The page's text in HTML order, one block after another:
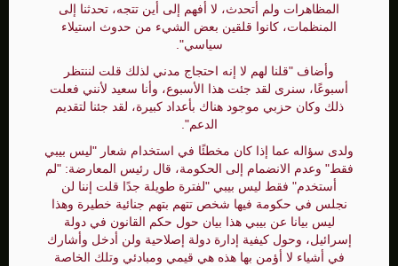
المظاهرات ولم أتحدث، لا أفهم إلى أين تتجه، تحدثنا إلى
المنظمات، كانوا قلقين بعض الشيء من حدوث استيلاء
سياسي".
وأضاف "قلنا لهم لا إنه احتجاج مدني لذلك قلت لننتظر
أسبوعًا، سنرى لقد جئت هذا الأسبوع، وأنا سعيد لأنني فعلت
ذلك وكان حزبي موجود هناك بأعداد كبيرة، لقد جئنا لتقديم
الدعم".
ولدى سؤاله عما إذا كان مخطئًا في استخدام شعار "ليس بيبي
فقط" وعدم الانضمام إلى الحكومة، قال رئيس المعارضة: "لم
أستخدم" فقط ليس بيبي "لفترة طويلة جدًا قلت إننا لن
نجلس في حكومة فيها شخص تتهم بتهم جنائية خطيرة وهذا
ليس بيانا عن بيبي هذا بيان حول حكم القانون في دولة
إسرائيل، وحول كيفية إدارة دولة إصلاحية ولن أدخل وأشارك
في أشياء لا أؤمن بها هذه هي قيمي ومبادئي وتلك الخاصة